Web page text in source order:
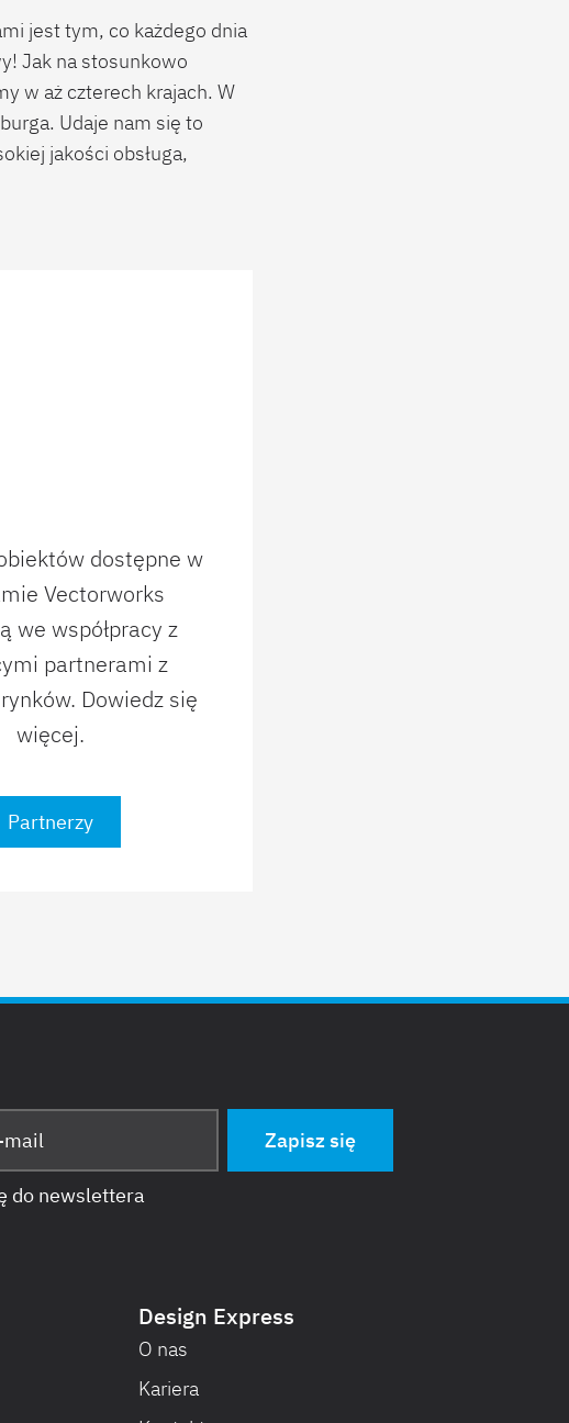
jest tym, co każdego dnia
Jak na stosunkowo
w aż czterech krajach. W
Udaje nam się to
jakości obsługa,
dostępne w
Vectorworks
we współpracy z
partnerami z
Dowiedz się
więcej.
Partnerzy
do newslettera
Design Express
O nas
Kariera